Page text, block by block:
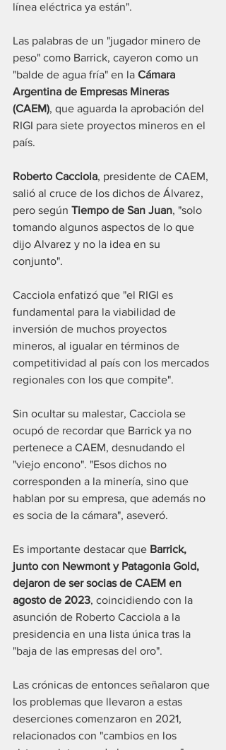
línea eléctrica ya están".
Las palabras de un "jugador minero de
peso" como Barrick, cayeron como un
"balde de agua fría" en la Cámara
Argentina de Empresas Mineras
(CAEM), que aguarda la aprobación del
RIGI para siete proyectos mineros en el
país.
Roberto Cacciola, presidente de CAEM,
salió al cruce de los dichos de Álvarez,
pero según Tiempo de San Juan, "solo
tomando algunos aspectos de lo que
dijo Alvarez y no la idea en su
conjunto".
Cacciola enfatizó que "el RIGI es
fundamental para la viabilidad de
inversión de muchos proyectos
mineros, al igualar en términos de
competitividad al país con los mercados
regionales con los que compite".
Sin ocultar su malestar, Cacciola se
ocupó de recordar que Barrick ya no
pertenece a CAEM, desnudando el
"viejo encono". "Esos dichos no
corresponden a la minería, sino que
hablan por su empresa, que además no
es socia de la cámara", aseveró.
Es importante destacar que Barrick,
junto con Newmont y Patagonia Gold,
dejaron de ser socias de CAEM en
agosto de 2023, coincidiendo con la
asunción de Roberto Cacciola a la
presidencia en una lista única tras la
"baja de las empresas del oro".
Las crónicas de entonces señalaron que
los problemas que llevaron a estas
deserciones comenzaron en 2021,
relacionados con "cambios en los